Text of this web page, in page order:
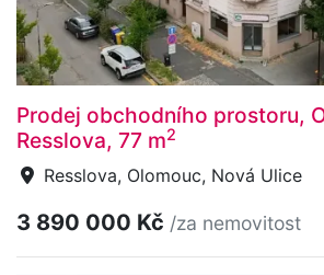
Prodej obchodního prostoru,
Resslova, 77 m2
Resslova, Olomouc, Nová Ulice
3 890 000 Kč /za nemovitost